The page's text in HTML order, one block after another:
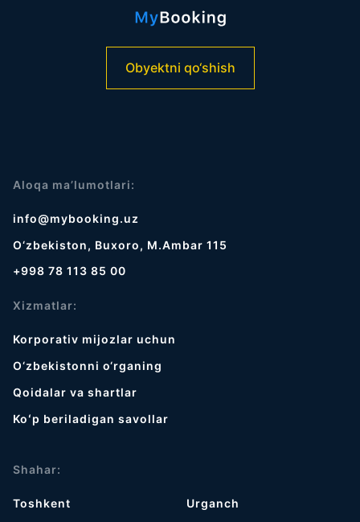
Obyektni qo‘shish
Aloqa ma’lumotlari:
info@mybooking.uz
O‘zbekiston, Buxoro, M.Ambar 115
+998 78 113 85 00
Xizmatlar:
Korporativ mijozlar uchun
O‘zbekistonni o‘rganing
Qoidalar va shartlar
Koʻp beriladigan savollar
Shahar:
Toshkent
Urganch